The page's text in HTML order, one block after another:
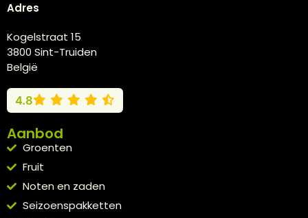
Adres
Kogelstraat 15
3800 Sint-Truiden
België
4.8
Aanbod
Groenten
Fruit
Noten en zaden
Seizoenspakketten